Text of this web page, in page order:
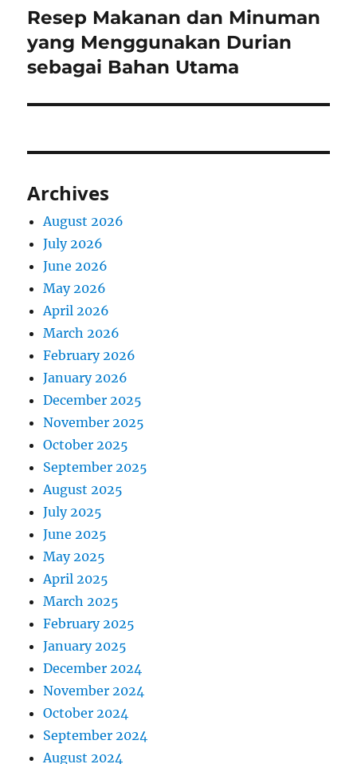
Next
post:
Resep Makanan dan Minuman
yang Menggunakan Durian
sebagai Bahan Utama
Archives
August 2026
July 2026
June 2026
May 2026
April 2026
March 2026
February 2026
January 2026
December 2025
November 2025
October 2025
September 2025
August 2025
July 2025
June 2025
May 2025
April 2025
March 2025
February 2025
January 2025
December 2024
November 2024
October 2024
September 2024
August 2024